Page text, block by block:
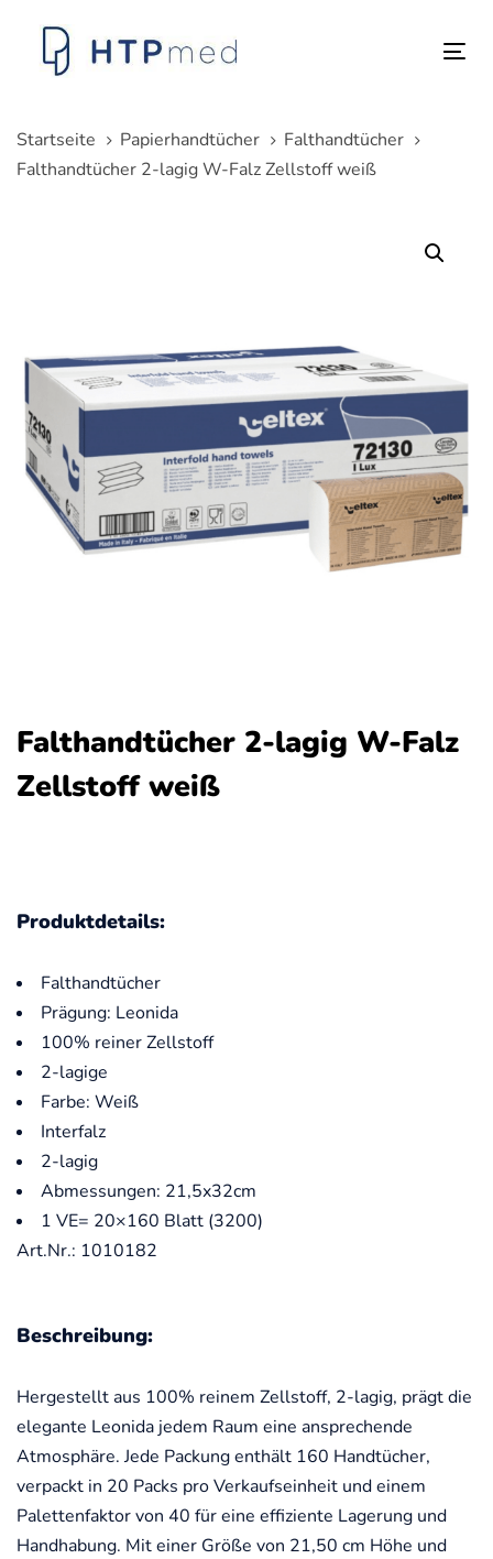
überspringen
springen
Startseite
Papierhandtücher
Falthandtücher
Falthandtücher 2-lagig W-Falz Zellstoff weiß
Falthandtücher 2-lagig W-Falz
Zellstoff weiß
Produktdetails:
Falthandtücher
Prägung: Leonida
100% reiner Zellstoff
2-lagige
Farbe: Weiß
Interfalz
2-lagig
Abmessungen: 21,5x32cm
1 VE= 20×160 Blatt (3200)
Art.Nr.: 1010182
Beschreibung:
Hergestellt aus 100% reinem Zellstoff, 2-lagig, prägt die
elegante Leonida jedem Raum eine ansprechende
Atmosphäre. Jede Packung enthält 160 Handtücher,
verpackt in 20 Packs pro Verkaufseinheit und einem
Palettenfaktor von 40 für eine effiziente Lagerung und
Handhabung. Mit einer Größe von 21,50 cm Höhe und